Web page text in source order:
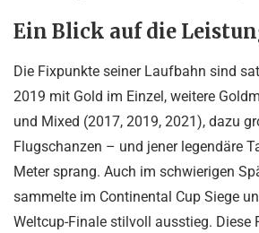
Ein Blick auf die
Die Fixpunkte seiner Laufbahn sind
2019 mit Gold im Einzel, weitere
und Mixed (2017, 2019, 2021), dazu
Flugschanzen – und jener legendäre
Meter sprang. Auch im schwierigen
sammelte im Continental Cup Siege
Weltcup-Finale stilvoll ausstieg. Diese